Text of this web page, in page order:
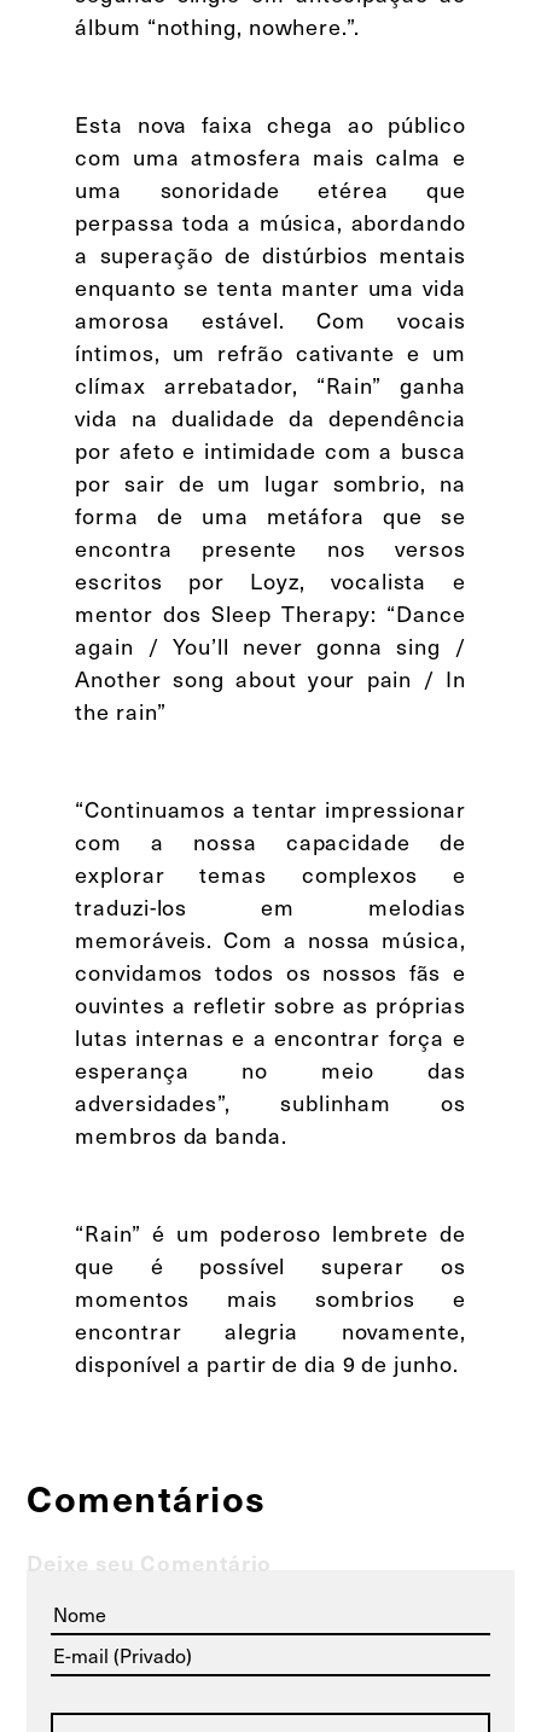
álbum “nothing, nowhere.”.
Esta nova faixa chega ao público
com uma atmosfera mais calma e
uma sonoridade etérea que
perpassa toda a música, abordando
a superação de distúrbios mentais
enquanto se tenta manter uma vida
amorosa estável. Com vocais
íntimos, um refrão cativante e um
clímax arrebatador, “Rain” ganha
vida na dualidade da dependência
por afeto e intimidade com a busca
por sair de um lugar sombrio, na
forma de uma metáfora que se
encontra presente nos versos
escritos por Loyz, vocalista e
mentor dos Sleep Therapy: “Dance
again / You’ll never gonna sing /
Another song about your pain / In
the rain”
“Continuamos a tentar impressionar
com a nossa capacidade de
explorar temas complexos e
traduzi-los em melodias
memoráveis. Com a nossa música,
convidamos todos os nossos fãs e
ouvintes a refletir sobre as próprias
lutas internas e a encontrar força e
esperança no meio das
adversidades”, sublinham os
membros da banda.
“Rain” é um poderoso lembrete de
que é possível superar os
momentos mais sombrios e
encontrar alegria novamente,
disponível a partir de dia 9 de junho.
Comentários
Deixe seu Comentário